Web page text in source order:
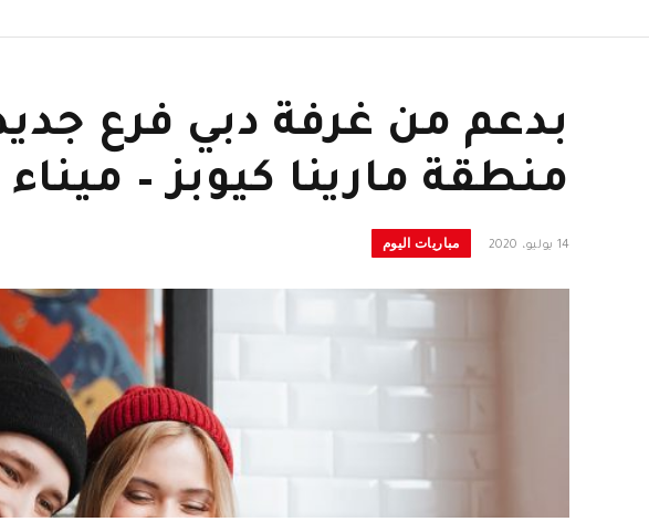
بدعم من غرفة دبي فرع
منطقة مارينا كيوبز –
14 يوليو، 2020 مباريات اليوم